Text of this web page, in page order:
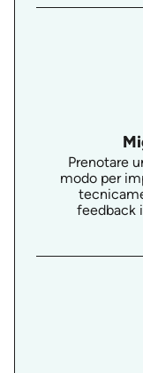
Prenotare
modo per
feedback